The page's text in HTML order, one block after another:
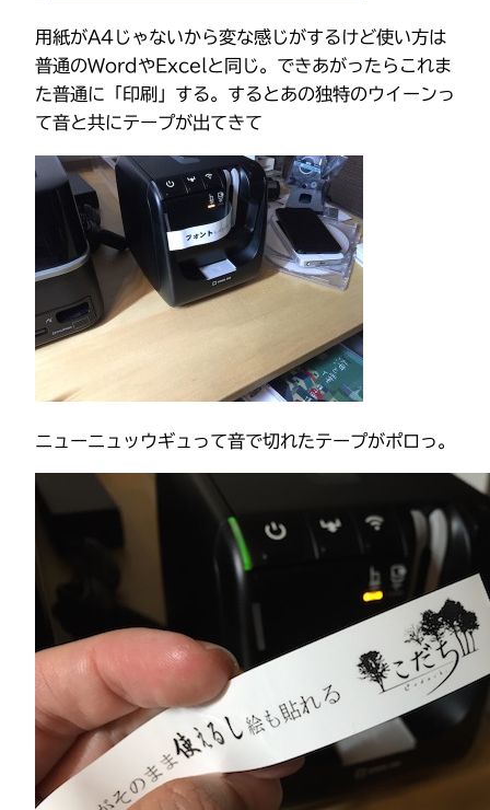
用紙がA4じゃないから変な感じがするけど使い方は
普通のWordやExcelと同じ。できあがったらこれま
た普通に「印刷」する。するとあの独特のウイーンっ
て音と共にテープが出てきて
ニューニュッウギュって音で切れたテープがポロっ。